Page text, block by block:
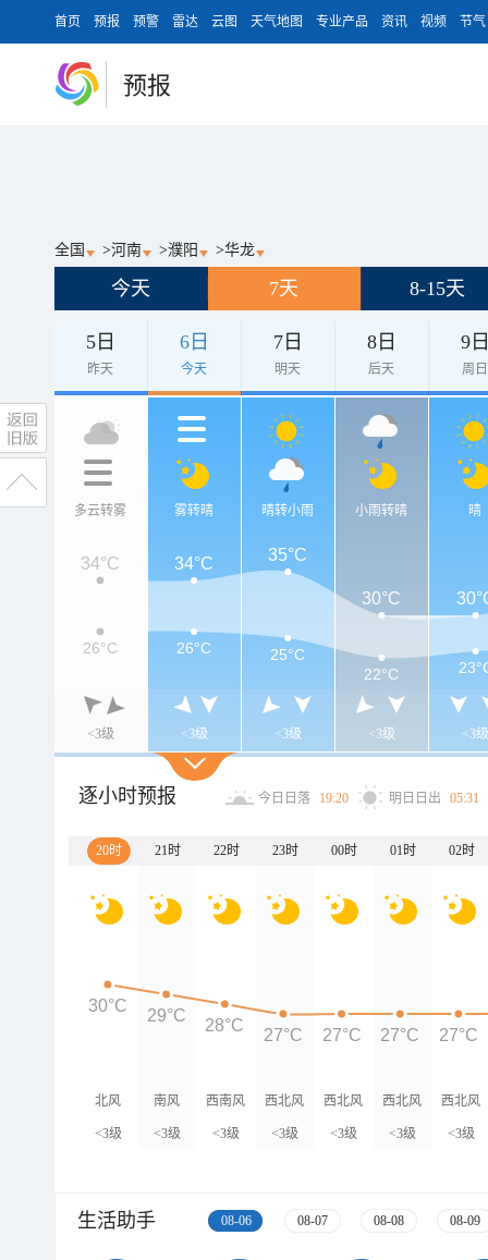
首页 预报 预警 雷达 云图 天气地图 专业产品 资讯 视频 节气
预报
全国 >河南 >濮阳 >华龙
今天 7天 8-15天
5日
昨天
6日
今天
7日
明天
8日
后天
9
周日
多云转雾
<3级
雾转晴
<3级
晴转小雨
<3级
小雨转晴
<3级
晴
<3级
34°C 34°C 35°C
30°C
26°C 26°C
25°C
22°C
逐小时预报 今日日落 19:20 明日日出 05:31
20时 21时 22时 23时 00时 01时 02时
北风
<3级
南风
<3级
西南风
<3级
西北风
<3级
西北风
<3级
西北风
<3级
西北风
<3级
30°C
29°C
28°C
27°C 27°C 27°C 27°C
生活助手 08-06 08-07 08-08 08-09